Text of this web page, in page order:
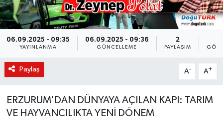
06.09.2025 - 09:35
YAYINLANMA
06.09.2025 - 09:36
GÜNCELLEME
2
PAYLAŞIM
Paylaş A- A+
ERZURUM'DAN DÜNYAYA AÇILAN KAPI: TARIM
VE HAYVANCILIKTA YENİ DÖNEM
Medya
Politika
Spor